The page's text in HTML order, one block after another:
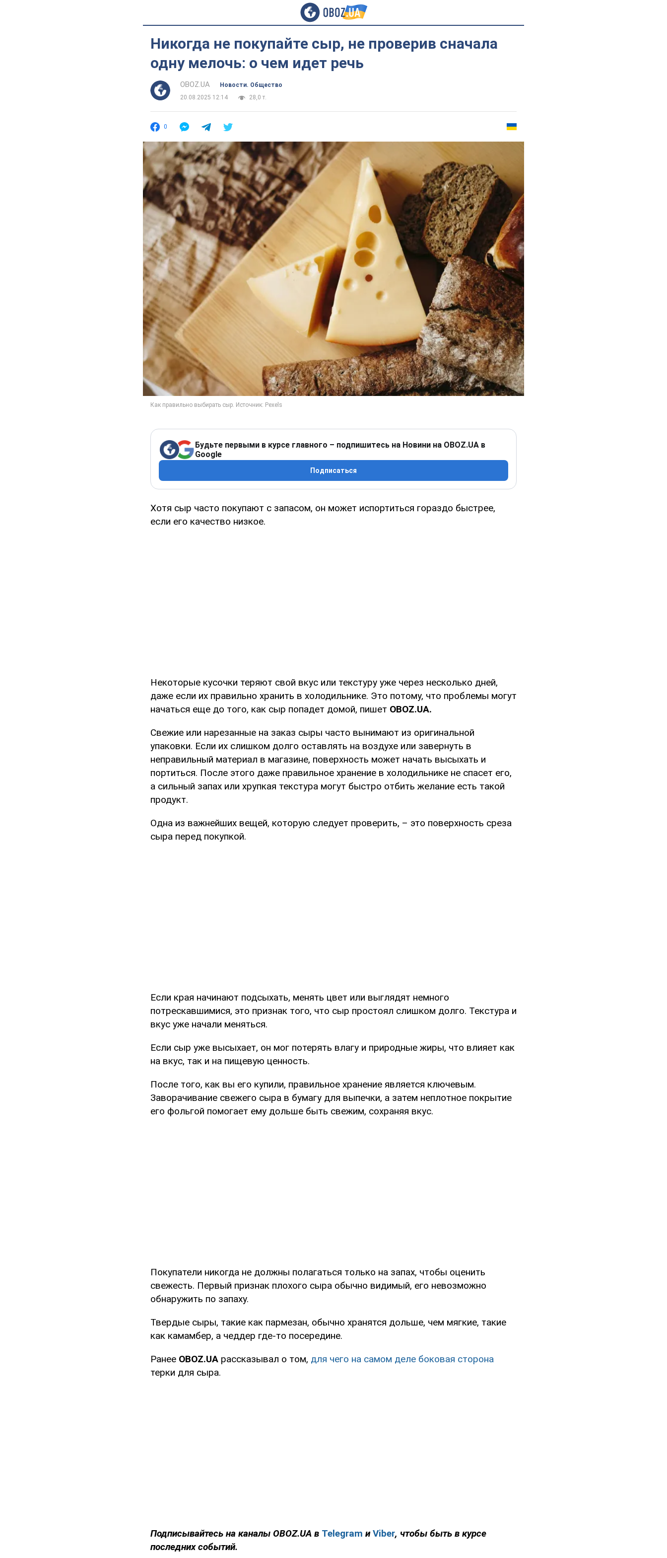
Никогда не покупайте сыр, не проверив сначала
одну мелочь: о чем идет речь
OBOZ.UA
Новости. Общество
20.08.2025 12:14
28,0 т.
0
Будьте первыми в курсе главного – подпишитесь на Новини на OBOZ.UA в
Google
Подписаться
Хотя сыр часто покупают с запасом, он может испортиться гораздо быстрее,
если его качество низкое.
Некоторые кусочки теряют свой вкус или текстуру уже через несколько дней,
даже если их правильно хранить в холодильнике. Это потому, что проблемы могут
начаться еще до того, как сыр попадет домой, пишет OBOZ.UA.
Свежие или нарезанные на заказ сыры часто вынимают из оригинальной
упаковки. Если их слишком долго оставлять на воздухе или завернуть в
неправильный материал в магазине, поверхность может начать высыхать и
портиться. После этого даже правильное хранение в холодильнике не спасет его,
а сильный запах или хрупкая текстура могут быстро отбить желание есть такой
продукт.
Одна из важнейших вещей, которую следует проверить, – это поверхность среза
сыра перед покупкой.
Если края начинают подсыхать, менять цвет или выглядят немного
потрескавшимися, это признак того, что сыр простоял слишком долго. Текстура и
вкус уже начали меняться.
Если сыр уже высыхает, он мог потерять влагу и природные жиры, что влияет как
на вкус, так и на пищевую ценность.
После того, как вы его купили, правильное хранение является ключевым.
Заворачивание свежего сыра в бумагу для выпечки, а затем неплотное покрытие
его фольгой помогает ему дольше быть свежим, сохраняя вкус.
Покупатели никогда не должны полагаться только на запах, чтобы оценить
свежесть. Первый признак плохого сыра обычно видимый, его невозможно
обнаружить по запаху.
Твердые сыры, такие как пармезан, обычно хранятся дольше, чем мягкие, такие
как камамбер, а чеддер где-то посередине.
Ранее OBOZ.UA рассказывал о том, для чего на самом деле боковая сторона
терки для сыра.
Подписывайтесь на каналы OBOZ.UA в Telegram иViber, чтобы быть в курсе
последних событий.